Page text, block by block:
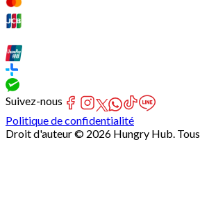
Suivez-nous
Politique de confidentialité
Droit d'auteur © 2026 Hungry Hub. Tous